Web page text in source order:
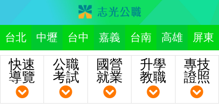
台北 中壢 台中 嘉義 台南 高雄 屏東
快速
導覽
公職
考試
國營
就業
升學
教職
專技
證照